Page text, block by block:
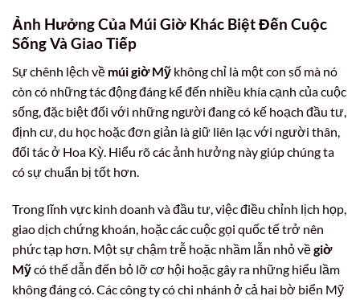
Ảnh Hưởng Của Múi Giờ Khác Biệt Đến Cuộc
Sống Và Giao Tiếp
Sự chênh lệch về múi giờ Mỹ không chỉ là một con số mà nó
còn có những tác động đáng kể đến nhiều khía cạnh của cuộc
sống, đặc biệt đối với những người đang có kế hoạch đầu tư,
định cư, du học hoặc đơn giản là giữ liên lạc với người thân,
đối tác ở Hoa Kỳ. Hiểu rõ các ảnh hưởng này giúp chúng ta
có sự chuẩn bị tốt hơn.
Trong lĩnh vực kinh doanh và đầu tư, việc điều chỉnh lịch họp,
giao dịch chứng khoán, hoặc các cuộc gọi quốc tế trở nên
phức tạp hơn. Một sự chậm trễ hoặc nhầm lẫn nhỏ vềgiờ
Mỹcó thể dẫn đến bỏ lỡ cơ hội hoặc gây ra những hiểu lầm
không đáng có. Các công ty có chi nhánh ở cả hai bờ biển Mỹ